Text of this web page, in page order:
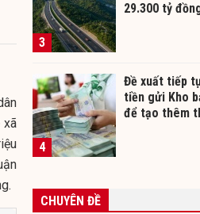
xã
3
29.300 tỷ
4
Đề xuất tiếp
tiền gửi Kho
để tạo thêm
CHUYÊN ĐỀ